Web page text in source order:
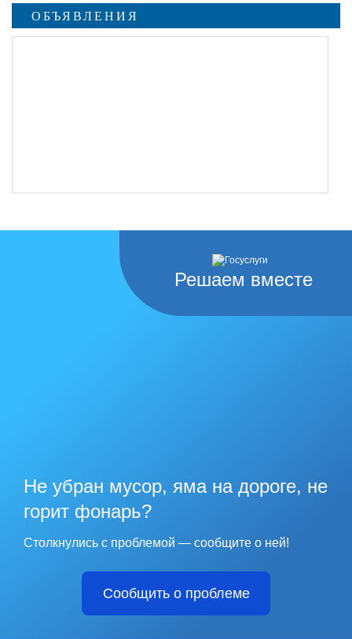
ОБЪЯВЛЕНИЯ
Решаем вместе
Не убран мусор, яма на дороге, не
горит фонарь?
Столкнулись с проблемой — сообщите о ней!
Сообщить о проблеме